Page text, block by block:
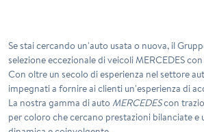
Se stai cercando un'auto usata o nuova, il
selezione eccezionale di veicoliMERCEDES
Con oltre un secolo di esperienza nel settore
impegnati a fornire ai clienti un'esperienza di
La nostra gamma di auto MERCEDEScon
per coloro che cercano prestazioni bilanciate e